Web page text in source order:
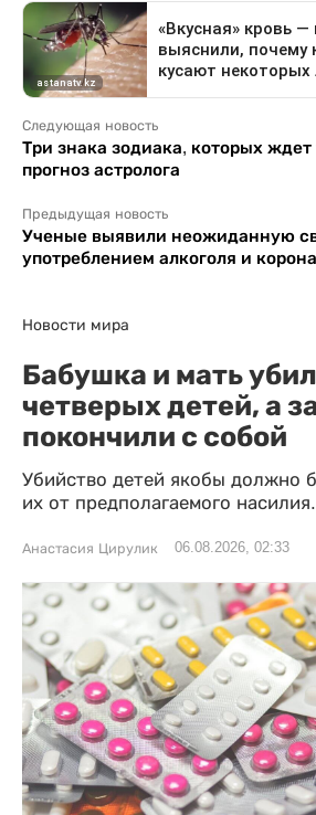
Следующая новость
Три знака зодиака, которых ждет
прогноз астролога
Предыдущая новость
Ученые выявили неожиданную
употреблением алкоголя и
Новости мира
Бабушка и мать
четверых детей, а
покончили с собой
Убийство детей якобы должно
их от предполагаемого насилия.
Анастасия Цирулик 06.08.2026, 02:33